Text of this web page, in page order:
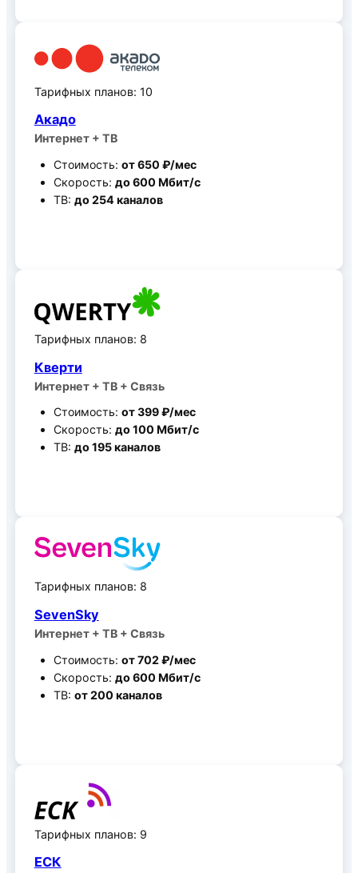
Тарифных планов: 10
Акадо
Интернет + ТВ
Стоимость: от 650 ₽/мес
Скорость: до 600 Мбит/c
ТВ: до 254 каналов
Тарифных планов: 8
Кверти
Интернет + ТВ + Связь
Стоимость: от 399 ₽/мес
Скорость: до 100 Мбит/c
ТВ: до 195 каналов
Тарифных планов: 8
SevenSky
Интернет + ТВ + Связь
Стоимость: от 702 ₽/мес
Скорость: до 600 Мбит/c
ТВ: от 200 каналов
Тарифных планов: 9
ЕСК